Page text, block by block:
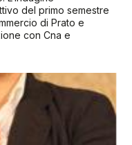
del primo semestre
di Prato e
con Cna e